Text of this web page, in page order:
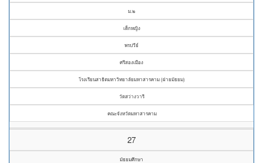
ม.๒
เด็กหญิง
พรปวีย์
ศรีสองเมือง
โรงเรียนสาธิตมหาวิทยาลัยมหาสารคาม (ฝ่ายมัธยม)
วัดสว่างวารี
คณะจังหวัดมหาสารคาม
27
มัธยมศึกษา